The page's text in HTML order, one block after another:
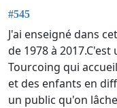
#545
J'ai enseigné dans
de 1978 à
Tourcoing qui
et des enfants en
un public qu'on